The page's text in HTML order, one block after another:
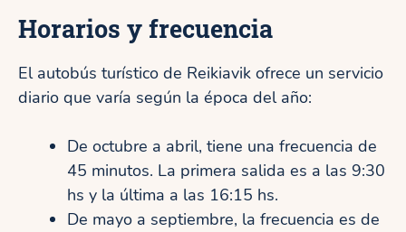
Horarios y frecuencia
El autobús turístico de Reikiavik ofrece un servicio
diario que varía según la época del año:
De octubre a abril, tiene una frecuencia de
45 minutos. La primera salida es a las 9:30
hs y la última a las 16:15 hs.
De mayo a septiembre, la frecuencia es de